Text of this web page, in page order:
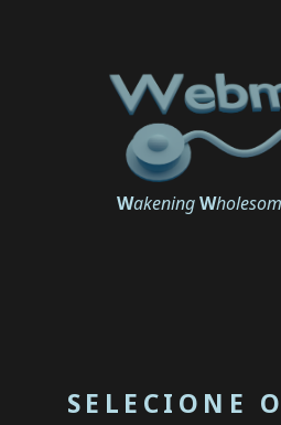
WakeningW
SELECIONE